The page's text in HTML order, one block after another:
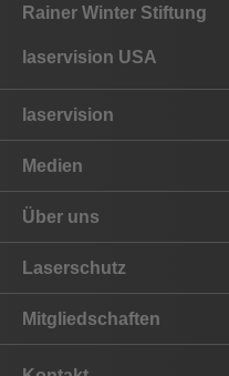
Rainer Winter Stiftung
laservision USA
laservision
Medien
Über uns
Laserschutz
Mitgliedschaften